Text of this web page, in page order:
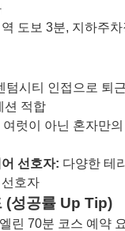
도보 3분, 지하주
텀시티 인접으로 퇴
션 적합
여럿이 아닌 혼자만
선호자: 다양한 테
호자
(성공률 Up Tip)
린 70분 코스 예약